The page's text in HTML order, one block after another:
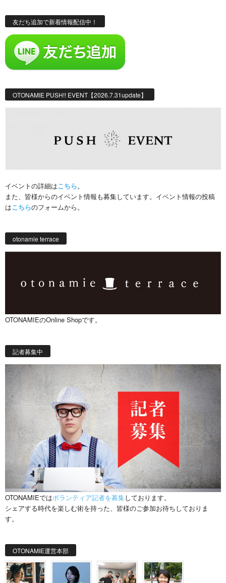
友だち追加で新着情報配信中！
OTONAMIE PUSH!! EVENT【2026.7.31update】
イベントの詳細はこちら。
また、皆様からのイベント情報も募集しています。イベント情報の投稿
はこちらのフォームから。
otonamie terrace
OTONAMIEのOnline Shopです。
記者募集中
OTONAMIEではボランティア記者を募集しております。
シェアする時代を楽しむ術を持った、皆様のご参加お待ちしておりま
す。
OTONAMIE運営本部